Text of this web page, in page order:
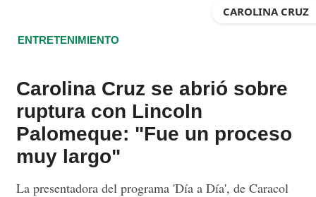
CAROLINA CRUZ
ENTRETENIMIENTO
Carolina Cruz se abrió sobre
ruptura con Lincoln
Palomeque: "Fue un proceso
muy largo"
La presentadora del programa 'Día a Día', de Caracol